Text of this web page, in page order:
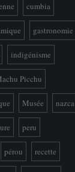
cumbia
gastronomie
indigénisme
Picchu
Musée nazca
peru
pérou recette